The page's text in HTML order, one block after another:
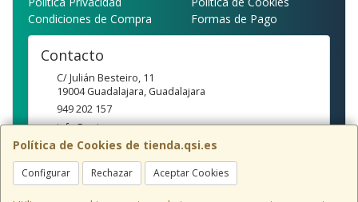
Política de Cookies de tienda.qsi.es
Configurar Rechazar Aceptar Cookies
Condiciones de Compra
Formas de Pago
Contacto
C/ Julián Besteiro, 11
19004 Guadalajara, Guadalajara
949 202 157
info@qsi.es
Horario